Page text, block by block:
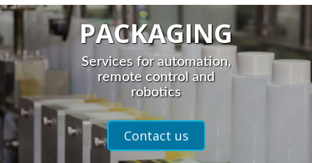
PACKAGING
Services for automation,
remote control and
robotics
Contact us